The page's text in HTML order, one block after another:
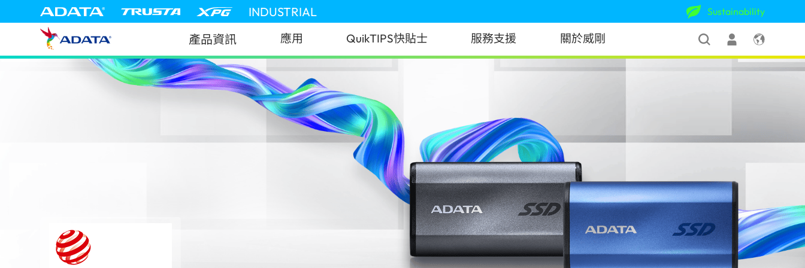
INDUSTRIAL Sustainability
產品資訊 應用 QuikTIPS快貼士 服務支援 關於威剛